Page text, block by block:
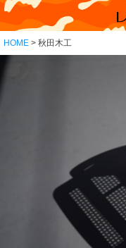
HOME 秋田木工